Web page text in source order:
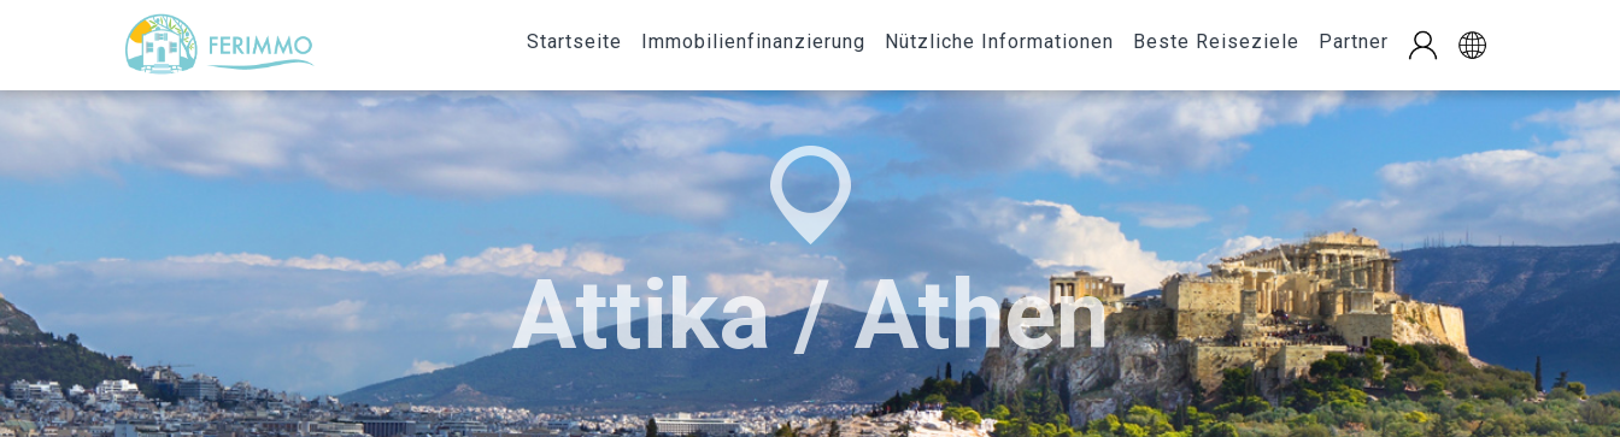
Startseite Immobilienfinanzierung Nützliche Informationen Beste Reiseziele Partner
Attika / Athen